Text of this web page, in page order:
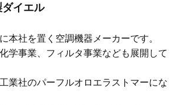
イエル
本社を置く空調機器メーカーです。
学事業、フィルタ事業なども展開して
業社のパーフルオロエラストマーにな